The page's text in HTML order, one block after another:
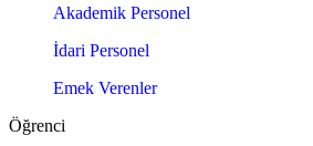
Akademik Personel
İdari Personel
Emek Verenler
Öğrenci